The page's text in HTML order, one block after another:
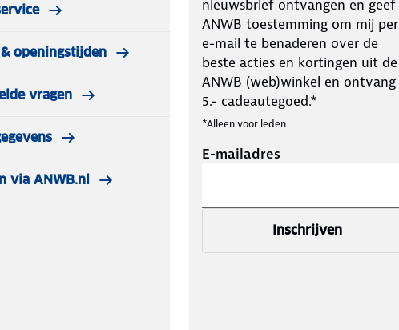
openingstijden
vragen
via ANWB.nl
nieuwsbrief ontvangen en geef
ANWB toestemming om mij per
e-mail te benaderen over de
beste acties en kortingen uit de
ANWB (web)winkel en ontvang
5.- cadeautegoed.*
*Alleen voor leden
E-mailadres
Inschrijven